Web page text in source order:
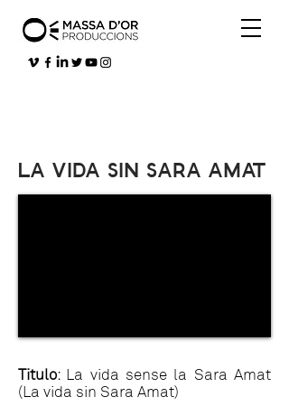
LA VIDA SIN SARA AMAT
Titulo: La vida sense la Sara Amat
(La vida sin Sara Amat)